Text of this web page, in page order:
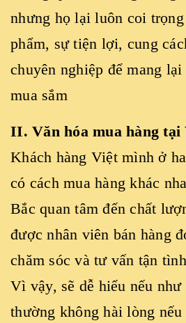
nhưng họ lại luôn coi
phẩm, sự tiện lợi, cung
chuyên nghiệp để mang
mua sắm
II. Văn hóa mua hàng tại
Khách hàng Việt mình ở
có cách mua hàng khác
Bắc quan tâm đến chất
được nhân viên bán hàng
chăm sóc và tư vấn tận
Vì vậy, sẽ dễ hiểu nếu
thường không hài lòng